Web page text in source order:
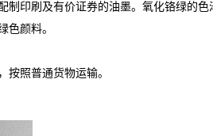
印刷及有价证券的油墨。氧化铬绿的
色颜料。
照普通货物运输。